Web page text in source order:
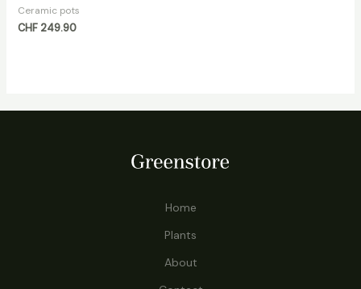
Ceramic pots
CHF249.90
Home
Plants
About